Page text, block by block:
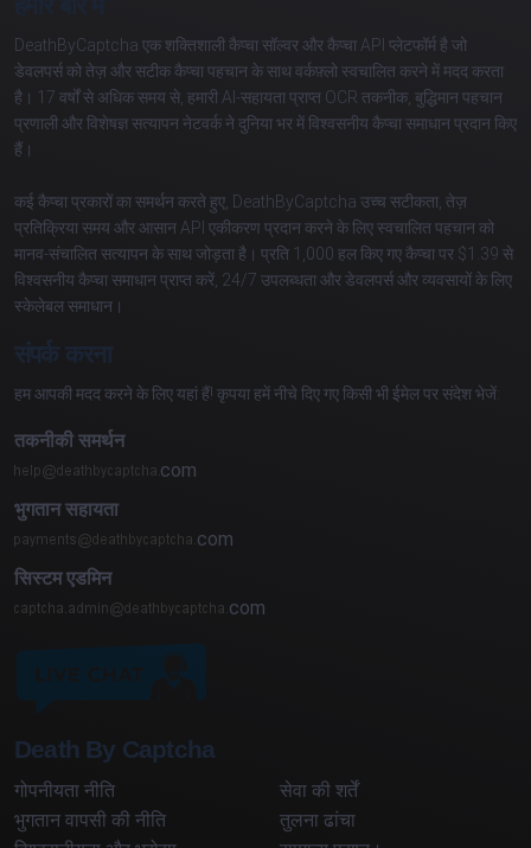
DeathByCaptcha एक शक्तिशाली कैप्चा सॉल्वर और कैप्चा API प्लेटफॉर्म है जो
डेवलपर्स को तेज़ और सटीक कैप्चा पहचान के साथ वर्कफ़्लो स्वचालित करने में मदद करता
है। 17 वर्षों से अधिक समय से, हमारी AI-सहायता प्राप्त OCR तकनीक, बुद्धिमान पहचान
प्रणाली और विशेषज्ञ सत्यापन नेटवर्क ने दुनिया भर में विश्वसनीय कैप्चा समाधान प्रदान किए
हैं।
कई कैप्चा प्रकारों का समर्थन करते हुए, DeathByCaptcha उच्च सटीकता, तेज़
प्रतिक्रिया समय और आसान API एकीकरण प्रदान करने के लिए स्वचालित पहचान को
मानव-संचालित सत्यापन के साथ जोड़ता है। प्रति 1,000 हल किए गए कैप्चा पर $1.39 से
विश्वसनीय कैप्चा समाधान प्राप्त करें, 24/7 उपलब्धता और डेवलपर्स और व्यवसायों के लिए
स्केलेबल समाधान।
संपर्क करना
हम आपकी मदद करने के लिए यहां हैं! कृपया हमें नीचे दिए गए किसी भी ईमेल पर संदेश भेजें:
तकनीकी समर्थन
com
भुगतान सहायता
com
सिस्टम एडमिन
com
Death By Captcha
गोपनीयता नीति
सेवा की शर्तें
भुगतान वापसी की नीति
तुलना ढांचा